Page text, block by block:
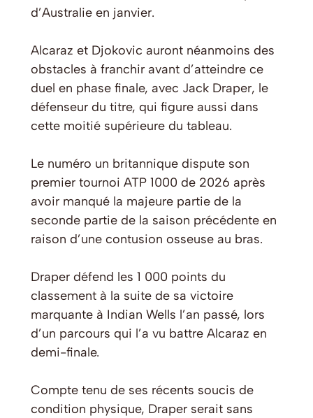
d’Australie en janvier.
Alcaraz et Djokovic auront néanmoins des
obstacles à franchir avant d’atteindre ce
duel en phase finale, avec Jack Draper, le
défenseur du titre, qui figure aussi dans
cette moitié supérieure du tableau.
Le numéro un britannique dispute son
premier tournoi ATP 1000 de 2026 après
avoir manqué la majeure partie de la
seconde partie de la saison précédente en
raison d’une contusion osseuse au bras.
Draper défend les 1 000 points du
classement à la suite de sa victoire
marquante à Indian Wells l’an passé, lors
d’un parcours qui l’a vu battre Alcaraz en
demi-finale.
Compte tenu de ses récents soucis de
condition physique, Draper serait sans